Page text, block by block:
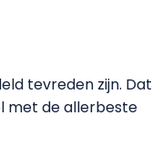
tevreden zijn. Dat
met de allerbeste